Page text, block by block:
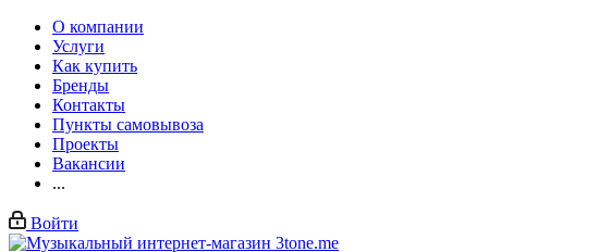
О компании
Услуги
Как купить
Бренды
Контакты
Пункты самовывоза
Проекты
Вакансии
...
Войти